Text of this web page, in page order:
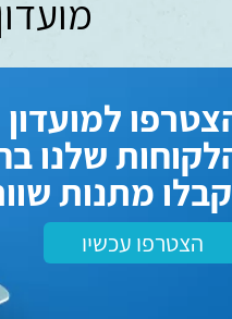
חנות מקצועית
הוגנים
אחריות
ויכוחים ובלי
למועדון
שלנו
מתנות
הצטרפו עכשיו